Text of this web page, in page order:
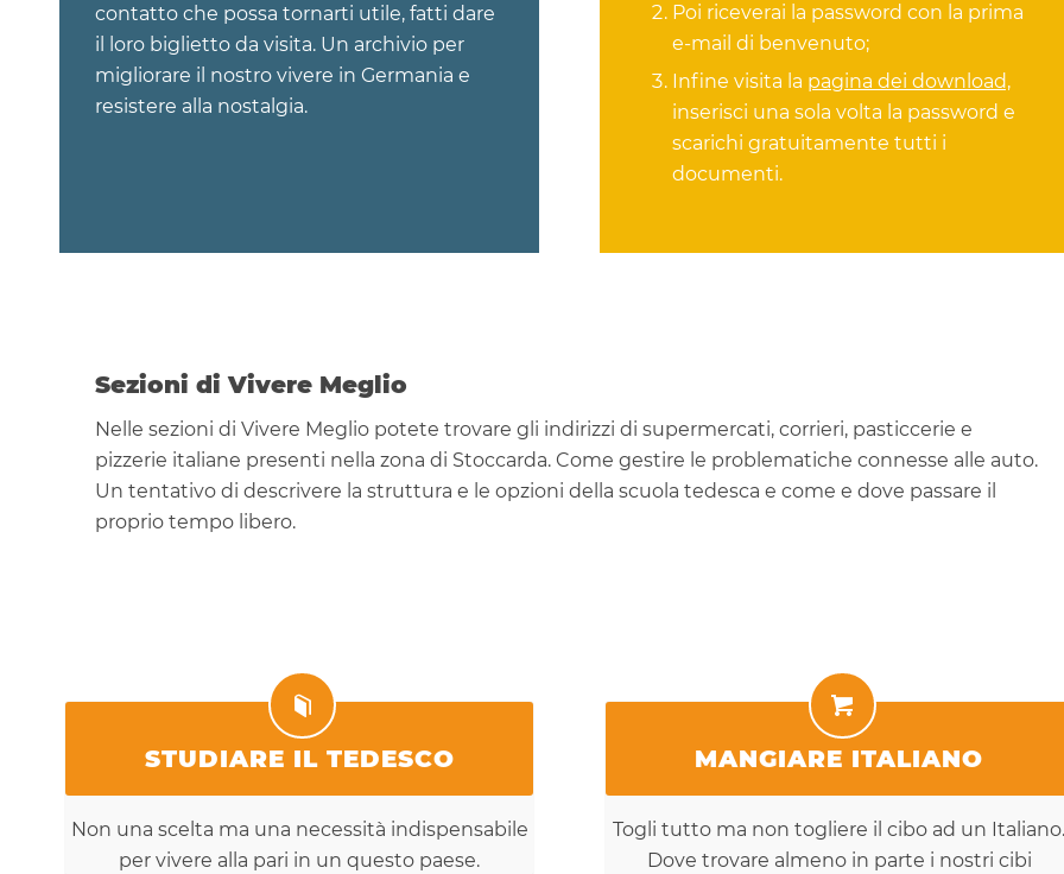
contatto che possa tornarti utile, fatti dare
il loro biglietto da visita. Un archivio per
migliorare il nostro vivere in Germania e
resistere alla nostalgia.
Poi riceverai la password con la prima
e-mail di benvenuto;
Infine visita la pagina dei download,
inserisci una sola volta la password e
scarichi gratuitamente tutti i
documenti.
Sezioni di Vivere Meglio
Nelle sezioni di Vivere Meglio potete trovare gli indirizzi di supermercati, corrieri, pasticcerie e
pizzerie italiane presenti nella zona di Stoccarda. Come gestire le problematiche connesse alle auto.
Un tentativo di descrivere la struttura e le opzioni della scuola tedesca e come e dove passare il
proprio tempo libero.
STUDIARE IL TEDESCO
Non una scelta ma una necessità indispensabile
per vivere alla pari in un questo paese.
MANGIARE ITALIANO
Togli tutto ma non togliere il cibo ad un Italiano.
Dove trovare almeno in parte i nostri cibi